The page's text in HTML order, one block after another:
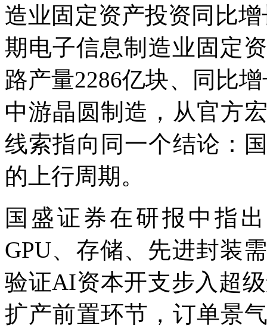
造业固定资产投资同比
期电子信息制造业固定
路产量2286亿块、同比
中游晶圆制造，从官方
线索指向同一个结论：
的上行周期。
国盛证券在研报中指
GPU、存储、先进封装
验证AI资本开支步入超
扩产前置环节，订单景